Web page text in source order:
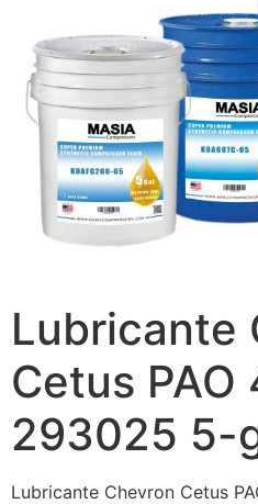
Lubricante
Cetus PAO
293025 5-
Lubricante Chevron Cetus